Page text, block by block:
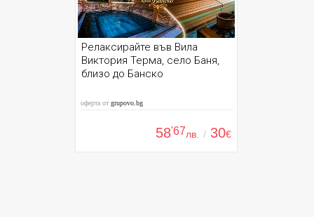
Релаксирайте във Вила
Виктория Терма, село Баня,
близо до Банско
оферта отgrupovo.bg
58'67лв. / 30€